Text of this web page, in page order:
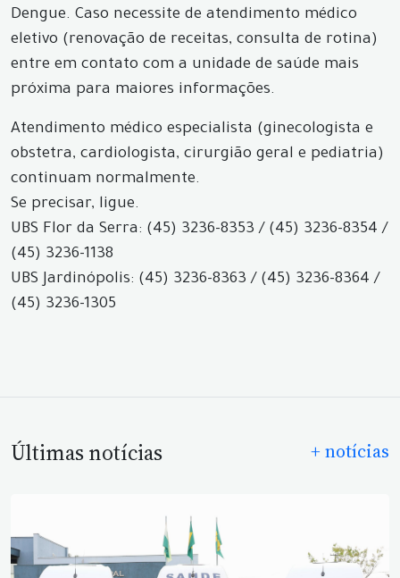
Dengue. Caso necessite de atendimento médico
eletivo (renovação de receitas, consulta de rotina)
entre em contato com a unidade de saúde mais
próxima para maiores informações.
Atendimento médico especialista (ginecologista e
obstetra, cardiologista, cirurgião geral e pediatria)
continuam normalmente.
Se precisar, ligue.
UBS Flor da Serra: (45) 3236-8353 / (45) 3236-8354 /
(45) 3236-1138
UBS Jardinópolis: (45) 3236-8363 / (45) 3236-8364 /
(45) 3236-1305
Últimas notícias + notícias